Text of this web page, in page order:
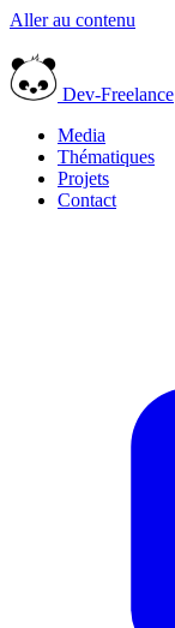
Aller au contenu
Dev-Freelance
Media
Thématiques
Projets
Contact